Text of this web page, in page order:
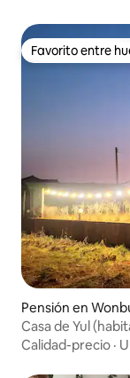
Favorito entre
Favorito entre
Pensión en
Casa de Yul
día, piscina de
Calidad-precio ·